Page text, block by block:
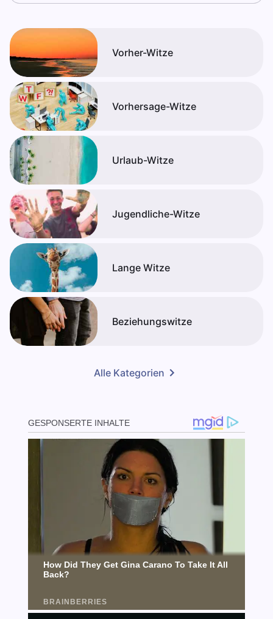
Vorher-Witze
Vorhersage-Witze
Urlaub-Witze
Jugendliche-Witze
Lange Witze
Beziehungswitze
Alle Kategorien